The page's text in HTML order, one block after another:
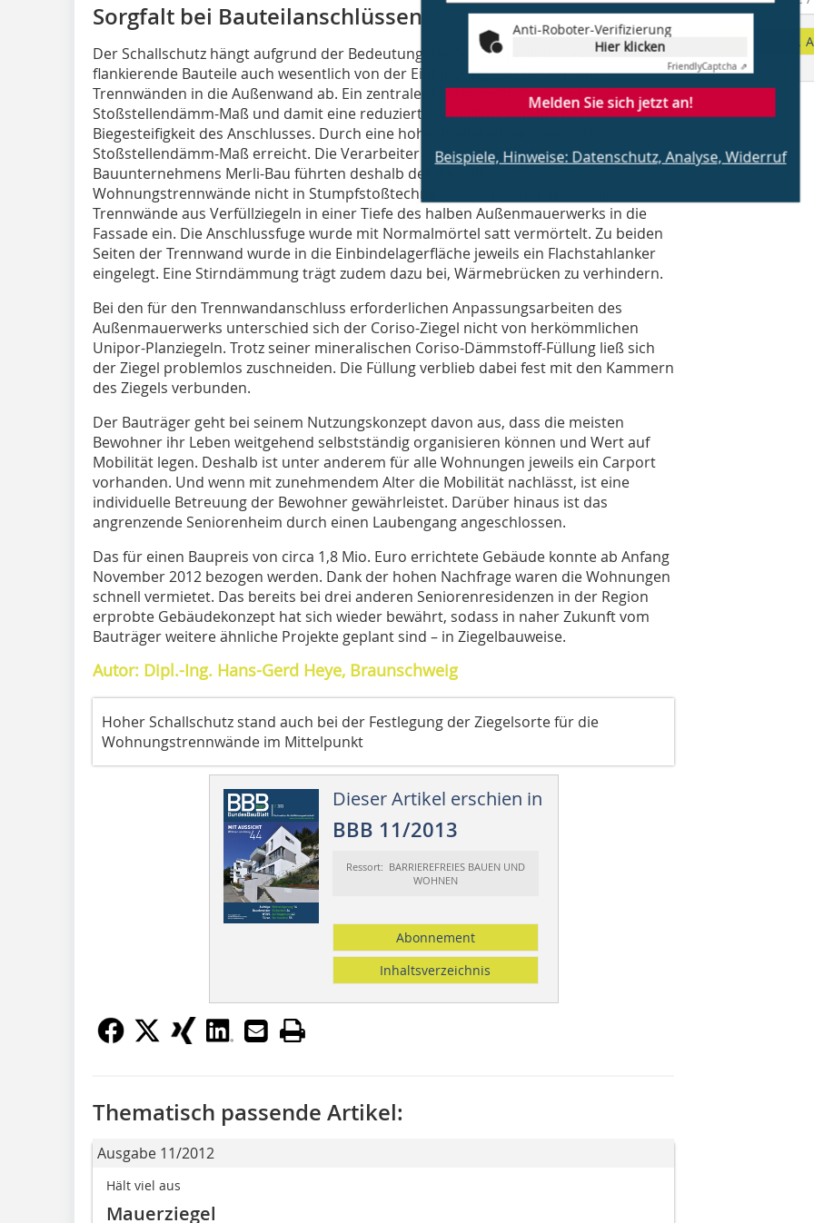
Sorgfalt bei Bauteilanschlüssen
Der Schallschutz hängt aufgrund der Bedeutung der Schalllängsleitung über
flankierende Bauteile auch wesentlich von der Einbindung von Decken und
Trennwänden in die Außenwand ab. Ein zentraler Faktor für das so genannte
Stoßstellendämm-Maß und damit eine reduzierte Schalllängsleitung ist die
Biegesteifigkeit des Anschlusses. Durch eine hohe Steifigkeit wird ein gutes
Stoßstellendämm-Maß erreicht. Die Verarbeiter des mit dem Rohbau beauftragten
Bauunternehmens Merli-Bau führten deshalb den Anschluss der
Wohnungstrennwände nicht in Stumpfstoßtechnik aus, sondern banden die
Trennwände aus Verfüllziegeln in einer Tiefe des halben Außenmauerwerks in die
Fassade ein. Die Anschlussfuge wurde mit Normalmörtel satt vermörtelt. Zu beiden
Seiten der Trennwand wurde in die Einbindelagerfläche jeweils ein Flachstahlanker
eingelegt. Eine Stirndämmung trägt zudem dazu bei, Wärmebrücken zu verhindern.
Bei den für den Trennwandanschluss erforderlichen Anpassungsarbeiten des
Außenmauerwerks unterschied sich der Coriso-Ziegel nicht von herkömmlichen
Unipor-Planziegeln. Trotz seiner mineralischen Coriso-Dämmstoff-Füllung ließ sich
der Ziegel problemlos zuschneiden. Die Füllung verblieb dabei fest mit den Kammern
des Ziegels verbunden.
Der Bauträger geht bei seinem Nutzungskonzept davon aus, dass die meisten
Bewohner ihr Leben weitgehend selbstständig organisieren können und Wert auf
Mobilität legen. Deshalb ist unter anderem für alle Wohnungen jeweils ein Carport
vorhanden. Und wenn mit zunehmendem Alter die Mobilität nachlässt, ist eine
individuelle Betreuung der Bewohner gewährleistet. Darüber hinaus ist das
angrenzende Seniorenheim durch einen Laubengang angeschlossen.
Das für einen Baupreis von circa 1,8 Mio. Euro errichtete Gebäude konnte ab Anfang
November 2012 bezogen werden. Dank der hohen Nachfrage waren die Wohnungen
schnell vermietet. Das bereits bei drei anderen Seniorenresidenzen in der Region
erprobte Gebäudekonzept hat sich wieder bewährt, sodass in naher Zukunft vom
Bauträger weitere ähnliche Projekte geplant sind – in Ziegelbauweise.
Autor: Dipl.-Ing. Hans-Gerd Heye, Braunschweig
Hoher Schallschutz stand auch bei der ­Festlegung der Ziegelsorte für die
Wohnungstrennwände im Mittelpunkt
Dieser Artikel erschien in
BBB 11/2013
Ressort: BARRIEREFREIES BAUEN UND
WOHNEN
Abonnement
Inhaltsverzeichnis
Anti-Roboter-Verifizierung
Hier klicken
Friendly Captcha ⇗
Melden Sie sich jetzt an!
Beispiele, Hinweise: Datenschutz, Analyse, Widerruf
Thematisch passende Artikel:
Ausgabe 11/2012
Hält viel aus
Mauerziegel